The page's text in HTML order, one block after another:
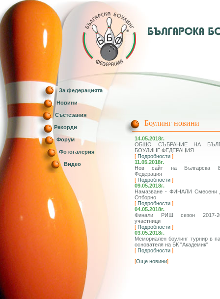
За федерацията
Новини
Състезания
Рекорди
Форум
Фотогалерия
Видео
Боулинг новини
14.05.2018г.
ОБЩО СЪБРАНИЕ НА
БОУЛИНГ ФЕДЕРАЦИЯ
[ Подробности ]
11.05.2018г.
Нов сайт на Българска
Федерация
[ Подробности ]
09.05.2018г.
Намазване - ФИНАЛИ Смесени
Отборно
[ Подробности ]
04.05.2018г.
Финали РИШ сезон 2017-
участници
[ Подробности ]
03.05.2018г.
Мемориален боулинг турнир в
основателя на БК "Академик"
[ Подробности ]
[Още новини]